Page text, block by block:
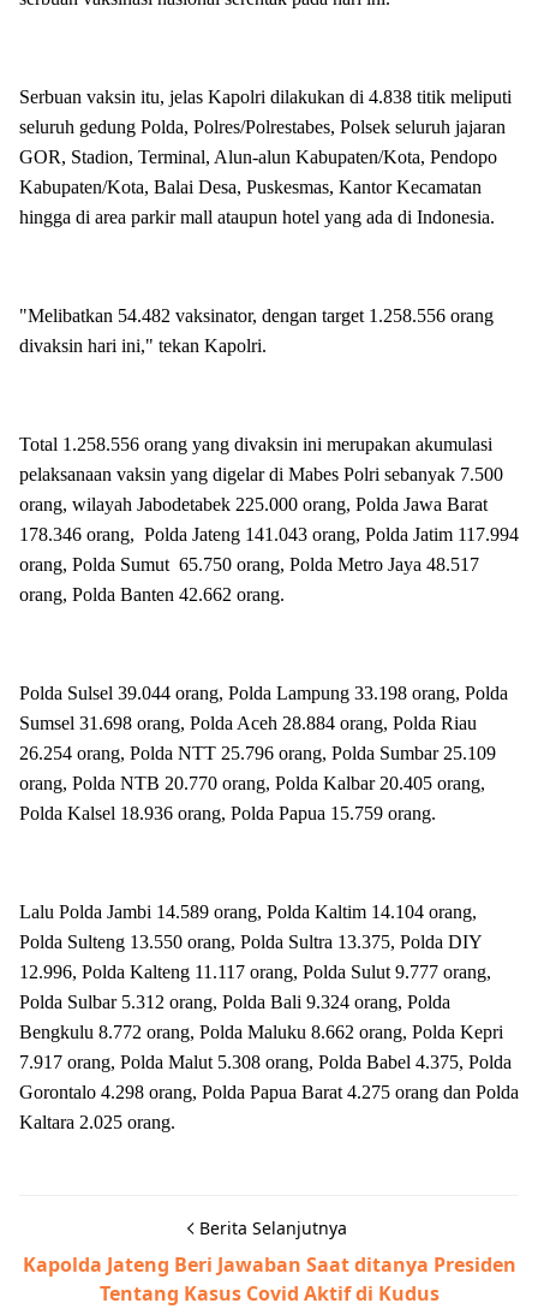
Serbuan vaksin itu, jelas Kapolri dilakukan di 4.838 titik meliputi
seluruh gedung Polda, Polres/Polrestabes, Polsek seluruh jajaran
GOR, Stadion, Terminal, Alun-alun Kabupaten/Kota, Pendopo
Kabupaten/Kota, Balai Desa, Puskesmas, Kantor Kecamatan
hingga di area parkir mall ataupun hotel yang ada di Indonesia.
"Melibatkan 54.482 vaksinator, dengan target 1.258.556 orang
divaksin hari ini," tekan Kapolri.
Total 1.258.556 orang yang divaksin ini merupakan akumulasi
pelaksanaan vaksin yang digelar di Mabes Polri sebanyak 7.500
orang, wilayah Jabodetabek 225.000 orang, Polda Jawa Barat
178.346 orang, Polda Jateng 141.043 orang, Polda Jatim 117.994
orang, Polda Sumut 65.750 orang, Polda Metro Jaya 48.517
orang, Polda Banten 42.662 orang.
Polda Sulsel 39.044 orang, Polda Lampung 33.198 orang, Polda
Sumsel 31.698 orang, Polda Aceh 28.884 orang, Polda Riau
26.254 orang, Polda NTT 25.796 orang, Polda Sumbar 25.109
orang, Polda NTB 20.770 orang, Polda Kalbar 20.405 orang,
Polda Kalsel 18.936 orang, Polda Papua 15.759 orang.
Lalu Polda Jambi 14.589 orang, Polda Kaltim 14.104 orang,
Polda Sulteng 13.550 orang, Polda Sultra 13.375, Polda DIY
12.996, Polda Kalteng 11.117 orang, Polda Sulut 9.777 orang,
Polda Sulbar 5.312 orang, Polda Bali 9.324 orang, Polda
Bengkulu 8.772 orang, Polda Maluku 8.662 orang, Polda Kepri
7.917 orang, Polda Malut 5.308 orang, Polda Babel 4.375, Polda
Gorontalo 4.298 orang, Polda Papua Barat 4.275 orang dan Polda
Kaltara 2.025 orang.
Berita Selanjutnya
Kapolda Jateng Beri Jawaban Saat ditanya Presiden
Tentang Kasus Covid Aktif di Kudus